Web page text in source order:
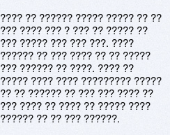
???? ?? ?????? ????? ????? ?? ??
??? ???? ??? ? ??? ?? ????? ??
??? ????? ??? ??? ???. ????
?????? ?? ??? ???? ?? ?? ?????
??? ?????? ?? ????. ???? ??
????? ???? ???? ????????? ?????
?? ?? ?????? ?? ??? ??? ???? ??
??? ???? ?? ???? ?? ????? ????
?????? ?? ?? ??? ??????.